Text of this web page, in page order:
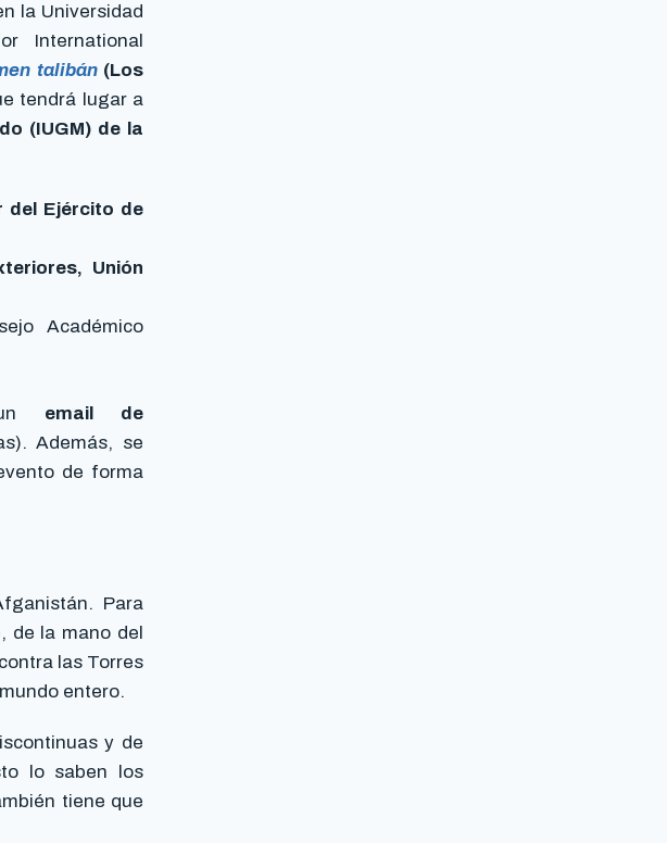
la Universidad
International
talibán(Los
tendrá lugar a
(IUGM) de la
del Ejército de
Unión
Académico
un email de
Además, se
de forma
Para
de la mano del
las Torres
entero.
y de
lo saben los
tiene que